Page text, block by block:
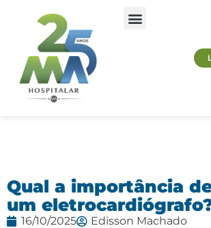
Qual a importância
um
16/10/2025 Edisson Machado